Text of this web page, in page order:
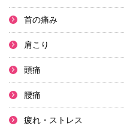
首の痛み
肩こり
頭痛
腰痛
疲れ・ストレス